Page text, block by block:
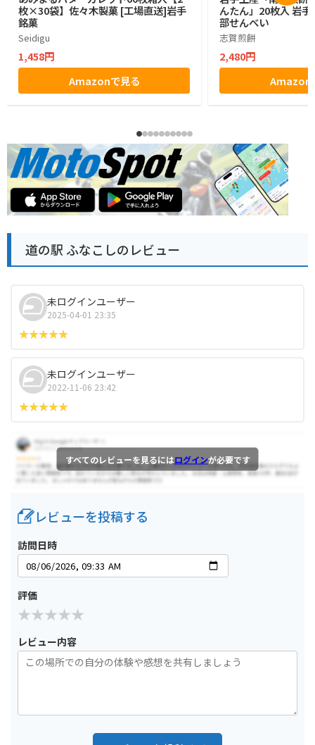
枚×30袋】佐々木製菓 [工場直送]岩手
銘菓
Seidigu
1,458円
Amazonで見る
んたん」20枚入 岩
部せんべい
志賀煎餅
2,480円
Amazon
道の駅 ふなこしのレビュー
未ログインユーザー
2025-04-01 23:35
未ログインユーザー
2022-11-06 23:42
すべてのレビューを見るにはログインが必要です
レビューを投稿する
訪問日時
評価
レビュー内容